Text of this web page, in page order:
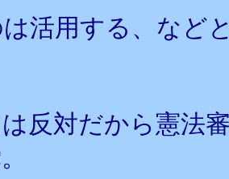
活用する、など
反対だから憲法